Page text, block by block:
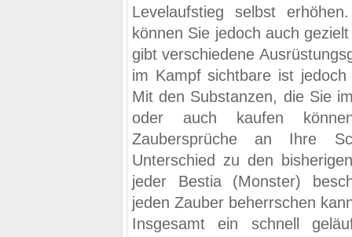
Levelaufstieg selbst
können Sie jedoch auch
gibt verschiedene
im Kampf sichtbare ist
Mit den Substanzen, die Sie
oder auch kaufen
Zaubersprüche an Ihre
Unterschied zu den
jeder Bestia (Monster)
jeden Zauber beherrschen
Insgesamt ein schnell